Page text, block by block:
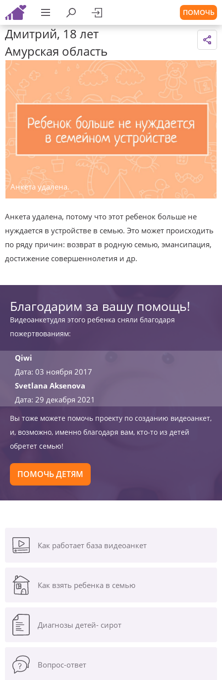
ПОМОЧЬ
Дмитрий, 18 лет
Амурская область
Анкета удалена.
Анкета удалена, потому что этот ребенок больше не
нуждается в устройстве в семью. Это может происходить
по ряду причин: возврат в родную семью, эмансипация,
достижение совершеннолетия и др.
Благодарим за вашу помощь!
Видеоанкетудля этого ребенка сняли благодаря
пожертвованиям:
Qiwi
Дата: 03 ноября 2017
Svetlana Aksenova
Дата: 29 декабря 2021
Вы тоже можете помочь проекту по созданию видеоанкет,
и, возможно, именно благодаря вам, кто-то из детей
обретет семью!
ПОМОЧЬ ДЕТЯМ
Как работает база видеоанкет
Как взять ребенка в семью
Диагнозы детей- сирот
Вопрос-ответ